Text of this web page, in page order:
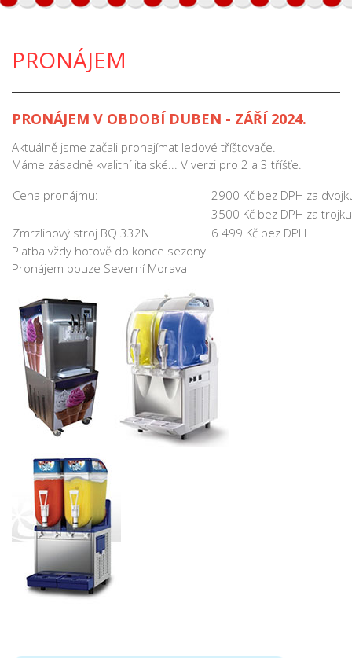
PRONÁJEM
PRONÁJEM V OBDOBÍ DUBEN - ZÁŘÍ 2024.
Aktuálně jsme začali pronajímat ledové tříštovače.
Máme zásadně kvalitní italské... V verzi pro 2 a 3 tříšťe.
Cena pronájmu:
2900 Kč bez DPH za
3500 Kč bez DPH za trojku
Zmrzlinový stroj BQ 332N
6 499 Kč bez DPH
Platba vždy hotově do konce sezony.
Pronájem pouze Severní Morava